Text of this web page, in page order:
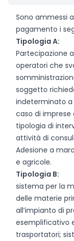
Sono ammessi
pagamento i
Tipologia A:
Partecipazione
operatori che
soggetto
indeterminato a
caso di imprese
tipologia di
attività di
Adesione a
e agricole.
Tipologia B:
sistema per la
delle materie
all’impianto di
esemplificativo
trasportatori;